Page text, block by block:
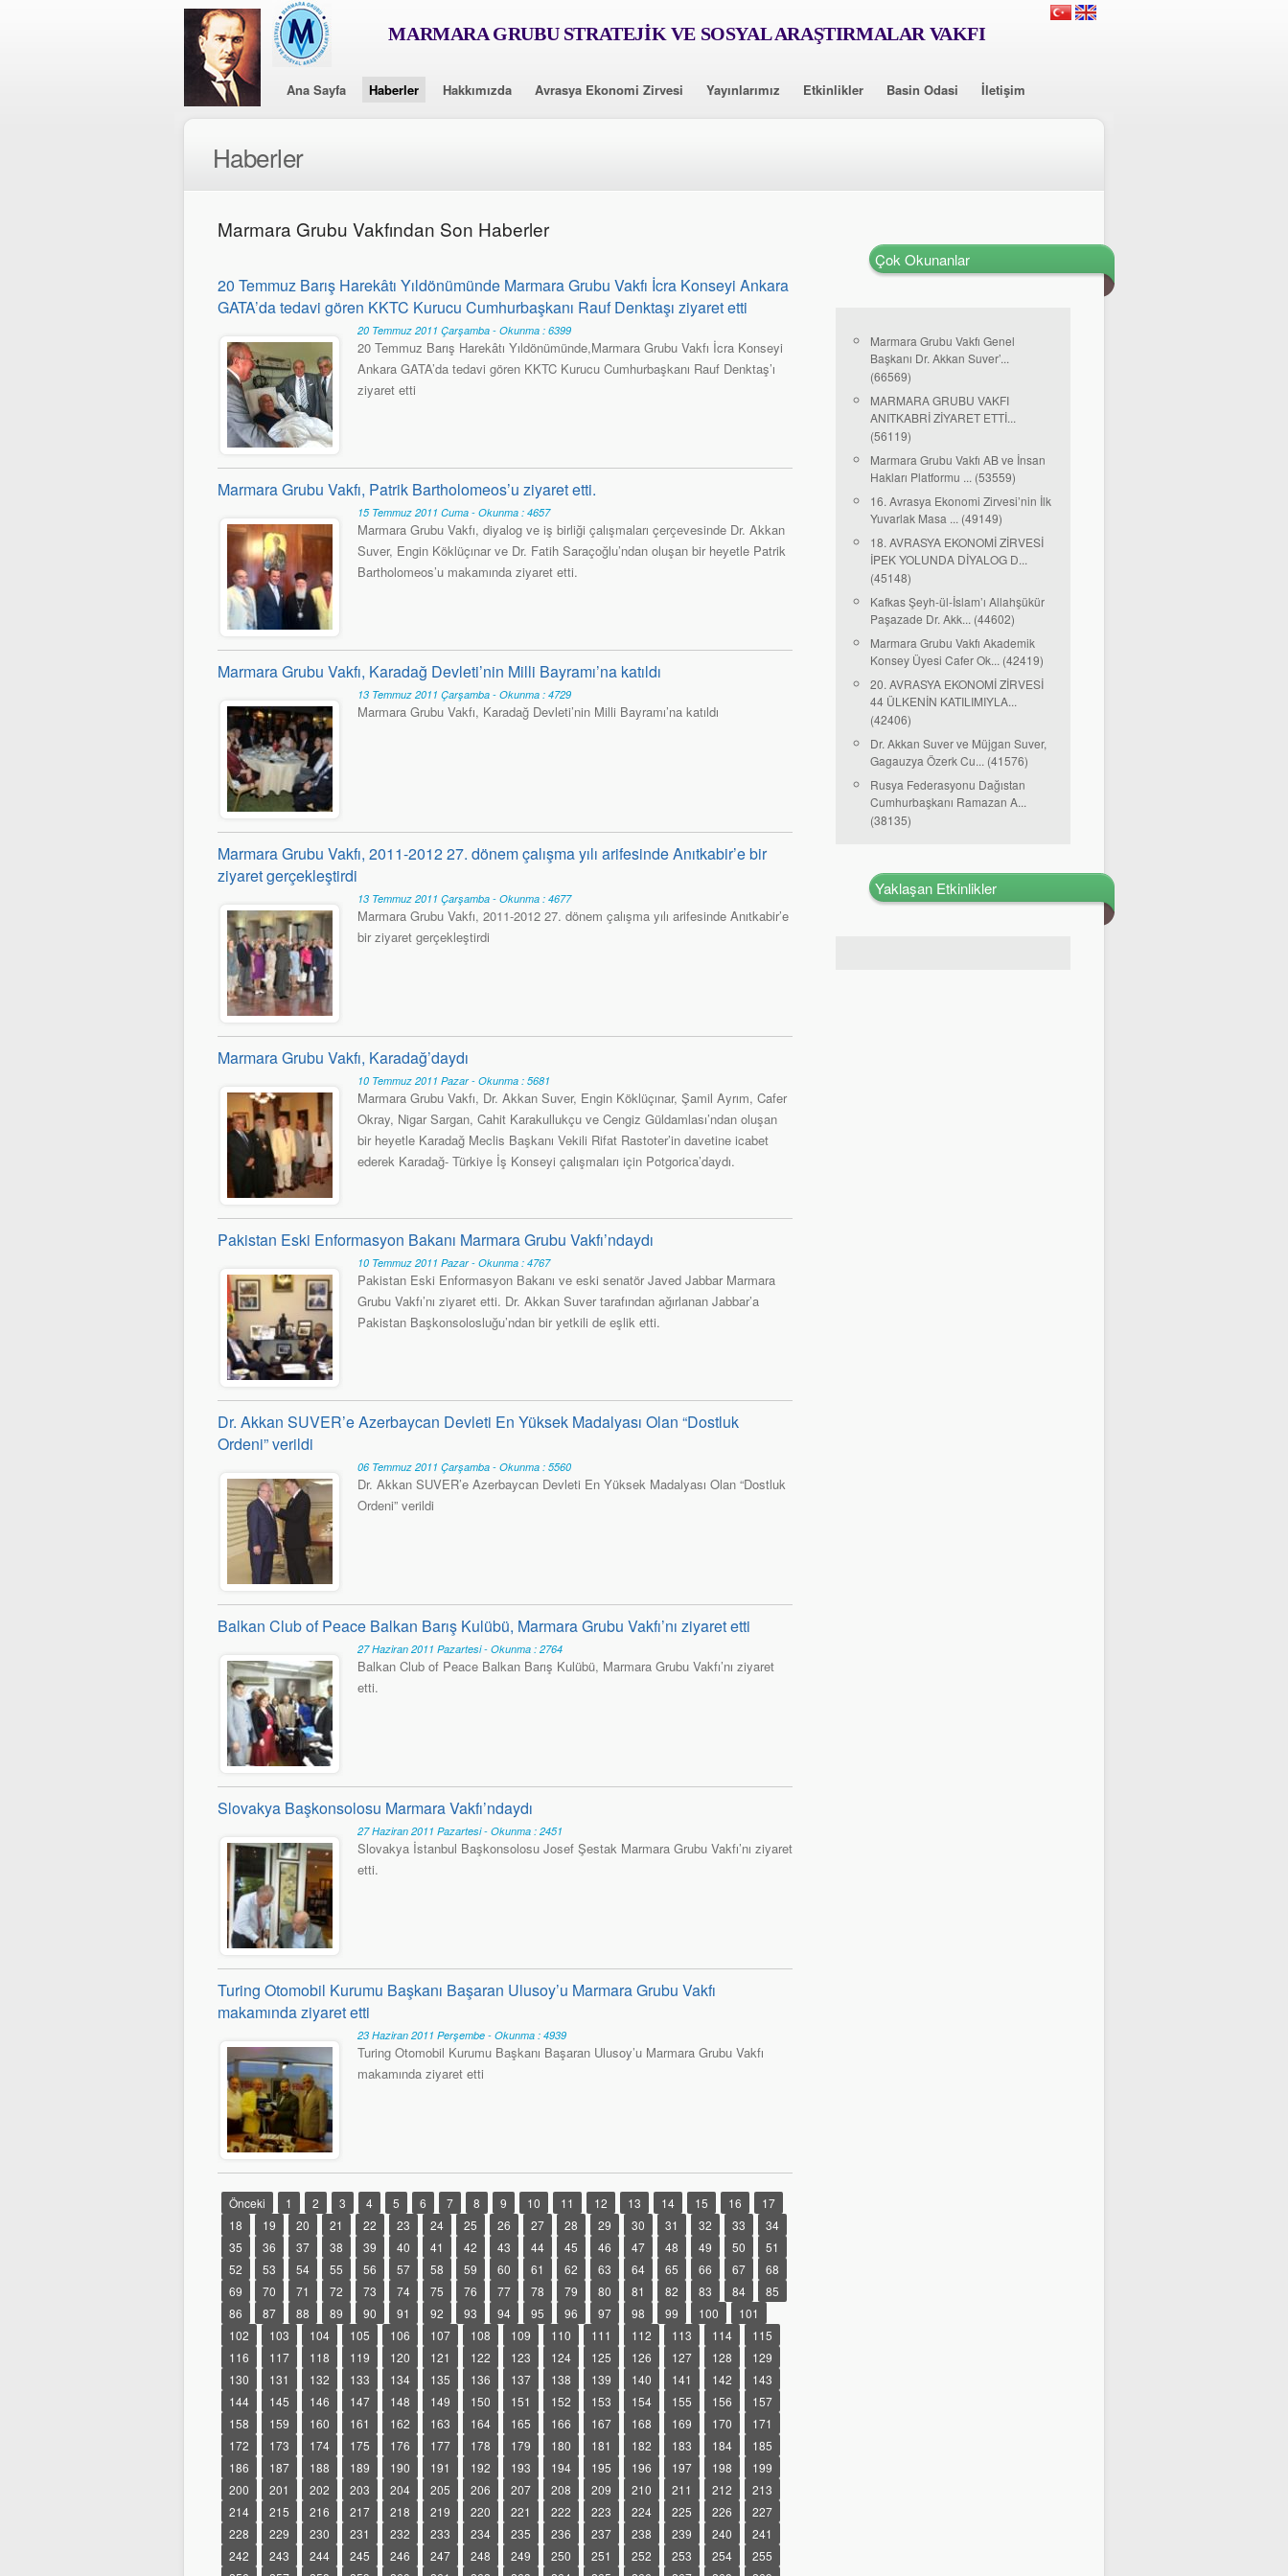
MARMARA GRUBU STRATEJİK VE SOSYAL ARAŞTIRMALAR VAKFI
Ana Sayfa Haberler Hakkımızda Avrasya Ekonomi Zirvesi Yayınlarımız Etkinlikler Basin Odasi İletişim
Haberler
Marmara Grubu Vakfından Son Haberler
20 Temmuz Barış Harekâtı Yıldönümünde Marmara Grubu Vakfı İcra Konseyi Ankara
GATA’da tedavi gören KKTC Kurucu Cumhurbaşkanı Rauf Denktaşı ziyaret etti
20 Temmuz 2011 Çarşamba - Okunma : 6399
20 Temmuz Barış Harekâtı Yıldönümünde,Marmara Grubu Vakfı İcra Konseyi
Ankara GATA’da tedavi gören KKTC Kurucu Cumhurbaşkanı Rauf Denktaş’ı
ziyaret etti
Marmara Grubu Vakfı, Patrik Bartholomeos’u ziyaret etti.
15 Temmuz 2011 Cuma - Okunma : 4657
Marmara Grubu Vakfı, diyalog ve iş birliği çalışmaları çerçevesinde Dr. Akkan
Suver, Engin Köklüçınar ve Dr. Fatih Saraçoğlu’ndan oluşan bir heyetle Patrik
Bartholomeos’u makamında ziyaret etti.
Marmara Grubu Vakfı, Karadağ Devleti’nin Milli Bayramı’na katıldı
13 Temmuz 2011 Çarşamba - Okunma : 4729
Marmara Grubu Vakfı, Karadağ Devleti’nin Milli Bayramı’na katıldı
Marmara Grubu Vakfı, 2011-2012 27. dönem çalışma yılı arifesinde Anıtkabir’e bir
ziyaret gerçekleştirdi
13 Temmuz 2011 Çarşamba - Okunma : 4677
Marmara Grubu Vakfı, 2011-2012 27. dönem çalışma yılı arifesinde Anıtkabir’e
bir ziyaret gerçekleştirdi
Marmara Grubu Vakfı, Karadağ’daydı
10 Temmuz 2011 Pazar - Okunma : 5681
Marmara Grubu Vakfı, Dr. Akkan Suver, Engin Köklüçınar, Şamil Ayrım, Cafer
Okray, Nigar Sargan, Cahit Karakullukçu ve Cengiz Güldamlası’ndan oluşan
bir heyetle Karadağ Meclis Başkanı Vekili Rifat Rastoter’in davetine icabet
ederek Karadağ- Türkiye İş Konseyi çalışmaları için Potgorica’daydı.
Pakistan Eski Enformasyon Bakanı Marmara Grubu Vakfı’ndaydı
10 Temmuz 2011 Pazar - Okunma : 4767
Pakistan Eski Enformasyon Bakanı ve eski senatör Javed Jabbar Marmara
Grubu Vakfı’nı ziyaret etti. Dr. Akkan Suver tarafından ağırlanan Jabbar’a
Pakistan Başkonsolosluğu’ndan bir yetkili de eşlik etti.
Dr. Akkan SUVER’e Azerbaycan Devleti En Yüksek Madalyası Olan “Dostluk
Ordeni” verildi
06 Temmuz 2011 Çarşamba - Okunma : 5560
Dr. Akkan SUVER’e Azerbaycan Devleti En Yüksek Madalyası Olan “Dostluk
Ordeni” verildi
Balkan Club of Peace Balkan Barış Kulübü, Marmara Grubu Vakfı’nı ziyaret etti
27 Haziran 2011 Pazartesi - Okunma : 2764
Balkan Club of Peace Balkan Barış Kulübü, Marmara Grubu Vakfı’nı ziyaret
etti.
Slovakya Başkonsolosu Marmara Vakfı’ndaydı
27 Haziran 2011 Pazartesi - Okunma : 2451
Slovakya İstanbul Başkonsolosu Josef Şestak Marmara Grubu Vakfı’nı ziyaret
etti.
Turing Otomobil Kurumu Başkanı Başaran Ulusoy’u Marmara Grubu Vakfı
makamında ziyaret etti
23 Haziran 2011 Perşembe - Okunma : 4939
Turing Otomobil Kurumu Başkanı Başaran Ulusoy’u Marmara Grubu Vakfı
makamında ziyaret etti
Önceki 1 2 3 4 5 6 7 8 9 10 11 12 13 14 15 16
17
18
19 20 21 22 23 24 25 26 27 28 29 30 31 32 33
34
35
36 37 38 39 40 41 42 43 44 45 46 47 48 49 50
51
52
53 54 55 56 57 58 59 60 61 62 63 64 65 66 67
68
69
70 71 72 73 74 75 76 77 78 79 80 81 82 83 84
85
86
87 88 89 90 91 92 93 94 95 96 97 98 99 100
101
102
103 104 105 106 107 108 109 110 111 112 113 114
115
116
117 118 119 120 121 122 123 124 125 126 127 128
129
130
131 132 133 134 135 136 137 138 139 140 141 142
143
144
145 146 147 148 149 150 151 152 153 154 155 156
157
158
159 160 161 162 163 164 165 166 167 168 169 170
171
172
173 174 175 176 177 178 179 180 181 182 183 184
185
186
187 188 189 190 191 192 193 194 195 196 197 198
199
200
201 202 203 204 205 206 207 208 209 210 211 212
213
214
215 216 217 218 219 220 221 222 223 224 225 226
227
228
229 230 231 232 233 234 235 236 237 238 239 240
241
242
243 244 245 246 247 248 249 250 251 252 253 254
255
Çok Okunanlar
Marmara Grubu Vakfı Genel
Başkanı Dr. Akkan Suver’...
(66569)
MARMARA GRUBU VAKFI
ANITKABRİ ZİYARET ETTİ...
(56119)
Marmara Grubu Vakfı AB ve İnsan
Hakları Platformu ... (53559)
16. Avrasya Ekonomi Zirvesi’nin İlk
Yuvarlak Masa ... (49149)
18. AVRASYA EKONOMİ ZİRVESİ
İPEK YOLUNDA DİYALOG D...
(45148)
Kafkas Şeyh-ül-İslam’ı Allahşükür
Paşazade Dr. Akk... (44602)
Marmara Grubu Vakfı Akademik
Konsey Üyesi Cafer Ok... (42419)
20. AVRASYA EKONOMİ ZİRVESİ
44 ÜLKENİN KATILIMIYLA...
(42406)
Dr. Akkan Suver ve Müjgan Suver,
Gagauzya Özerk Cu... (41576)
Rusya Federasyonu Dağıstan
Cumhurbaşkanı Ramazan A...
(38135)
Yaklaşan Etkinlikler